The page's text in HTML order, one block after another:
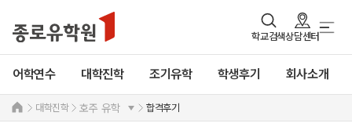
학교검색상담센터
어학연수 대학진학 조기유학 학생후기 회사소개
대학진학 호주 유학 합격후기